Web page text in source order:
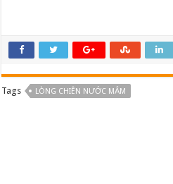
Tags LÒNG CHIÊN NƯỚC MẮM